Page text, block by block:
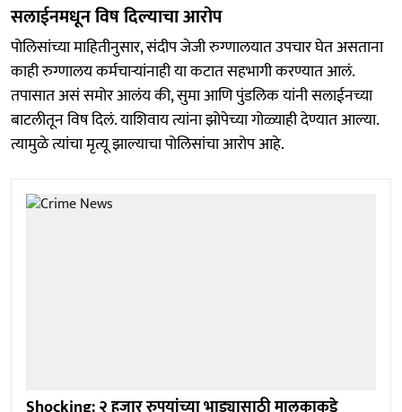
सलाईनमधून विष दिल्याचा आरोप
पोलिसांच्या माहितीनुसार, संदीप जेजी रुग्णालयात उपचार घेत असताना
काही रुग्णालय कर्मचाऱ्यांनाही या कटात सहभागी करण्यात आलं.
तपासात असं समोर आलंय की, सुमा आणि पुंडलिक यांनी सलाईनच्या
बाटलीतून विष दिलं. याशिवाय त्यांना झोपेच्या गोळ्याही देण्यात आल्या.
त्यामुळे त्यांचा मृत्यू झाल्याचा पोलिसांचा आरोप आहे.